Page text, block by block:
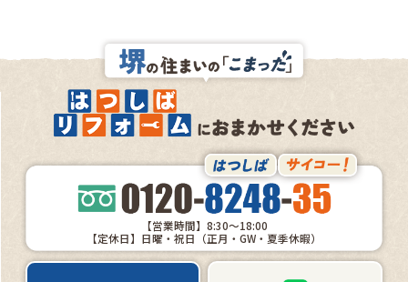
【営業時間】8:30～18:00
【定休日】日曜・祝日（正月・GW・夏季休暇）